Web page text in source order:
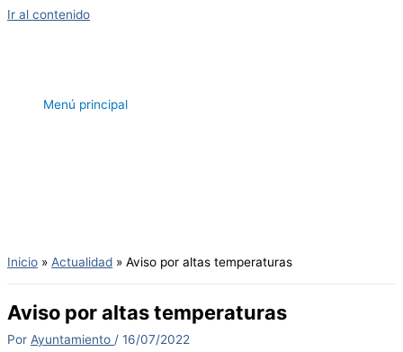
Ir al contenido
Menú principal
Inicio Actualidad Aviso por altas temperaturas
Aviso por altas temperaturas
Por Ayuntamiento / 16/07/2022